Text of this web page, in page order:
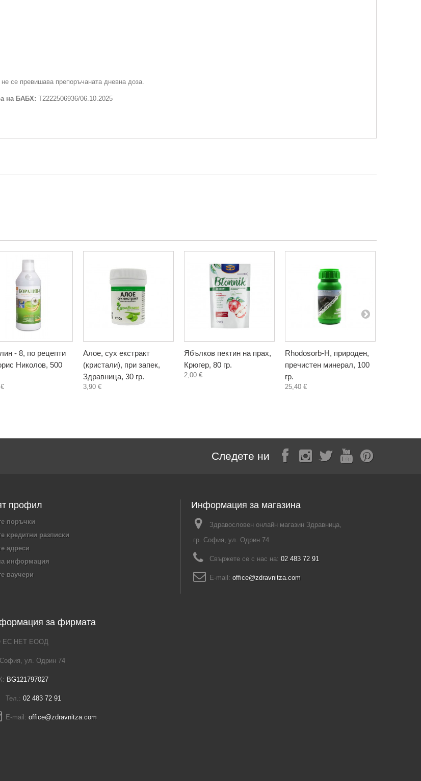
се превишава препоръчаната дневна доза.
на БАБХ: T2222506936/06.10.2025
- 8, по рецепти
Николов, 500
Алое, сух екстракт
(кристали), при запек,
Здравница, 30 гр.
3,90 €
Ябълков пектин на прах,
Крюгер, 80 гр.
2,00 €
Rhodosorb-H, природен,
пречистен минерал, 100
гр.
25,40 €
Следете ни
профил
поръчки
кредитни разписки
адреси
информация
ваучери
Информация за магазина
Здравословен онлайн магазин Здравница,
гр. София, ул. Одрин 74
Свържете се с нас на: 02 483 72 91
E-mail: office@zdravnitza.com
за фирмата
ЕС НЕТ ЕООД
София, ул. Одрин 74
BG121797027
Тел.: 02 483 72 91
E-mail: office@zdravnitza.com